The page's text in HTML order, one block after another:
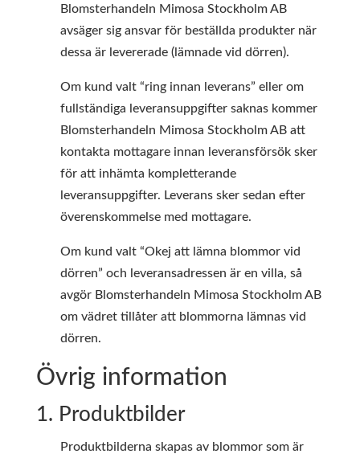
Blomsterhandeln Mimosa Stockholm AB
avsäger sig ansvar för beställda produkter när
dessa är levererade (lämnade vid dörren).
Om kund valt “ring innan leverans” eller om
fullständiga leveransuppgifter saknas kommer
Blomsterhandeln Mimosa Stockholm AB att
kontakta mottagare innan leveransförsök sker
för att inhämta kompletterande
leveransuppgifter. Leverans sker sedan efter
överenskommelse med mottagare.
Om kund valt “Okej att lämna blommor vid
dörren” och leveransadressen är en villa, så
avgör Blomsterhandeln Mimosa Stockholm AB
om vädret tillåter att blommorna lämnas vid
dörren.
Övrig information
1. Produktbilder
Produktbilderna skapas av blommor som är